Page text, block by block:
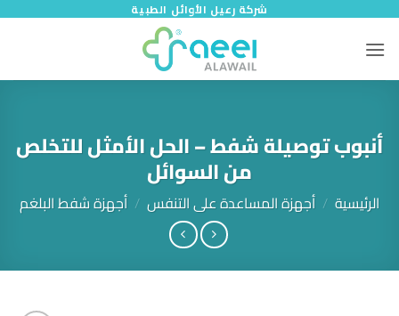
شركة رعيل الأوائل الطبية
أنبوب توصيلة شفط – الحل الأمثل للتخلص
من السوائل
الرئيسية / أجهزة المساعدة على التنفس / أجهزة شفط البلغم